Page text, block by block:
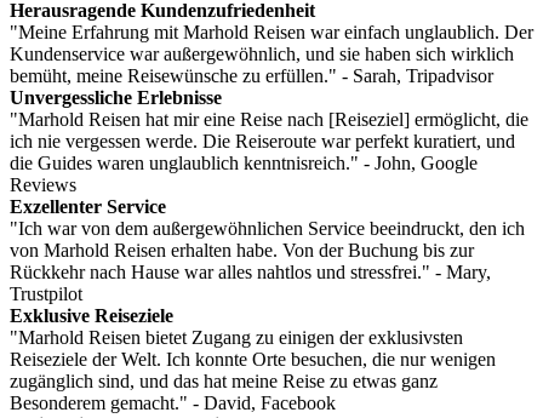
Herausragende Kundenzufriedenheit
"Meine Erfahrung mit Marhold Reisen war einfach unglaublich. Der
Kundenservice war außergewöhnlich, und sie haben sich wirklich
bemüht, meine Reisewünsche zu erfüllen." - Sarah, Tripadvisor
Unvergessliche Erlebnisse
"Marhold Reisen hat mir eine Reise nach [Reiseziel] ermöglicht, die
ich nie vergessen werde. Die Reiseroute war perfekt kuratiert, und
die Guides waren unglaublich kenntnisreich." - John, Google
Reviews
Exzellenter Service
"Ich war von dem außergewöhnlichen Service beeindruckt, den ich
von Marhold Reisen erhalten habe. Von der Buchung bis zur
Rückkehr nach Hause war alles nahtlos und stressfrei." - Mary,
Trustpilot
Exklusive Reiseziele
"Marhold Reisen bietet Zugang zu einigen der exklusivsten
Reiseziele der Welt. Ich konnte Orte besuchen, die nur wenigen
zugänglich sind, und das hat meine Reise zu etwas ganz
Besonderem gemacht." - David, Facebook